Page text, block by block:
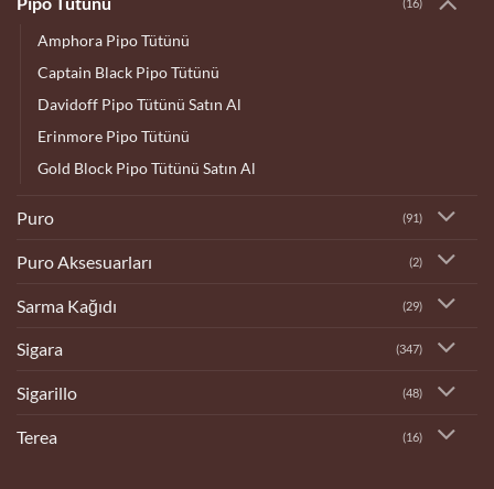
(16)
Amphora Pipo Tütünü
Captain Black Pipo Tütünü
Davidoff Pipo Tütünü Satın Al
Erinmore Pipo Tütünü
Gold Block Pipo Tütünü Satın Al
Puro (91)
Puro Aksesuarları (2)
Sarma Kağıdı (29)
Sigara (347)
Sigarillo (48)
Terea (16)